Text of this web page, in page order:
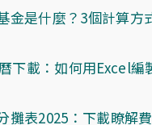
金是什麼？3個計算方
下載：如何用Excel編
攤表2025：下載瞭解